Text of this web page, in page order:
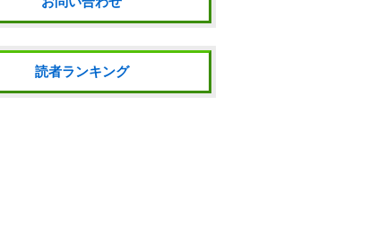
読者ランキング